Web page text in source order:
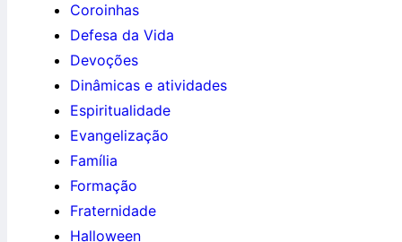
Coroinhas
Defesa da Vida
Devoções
Dinâmicas e atividades
Espiritualidade
Evangelização
Família
Formação
Fraternidade
Halloween